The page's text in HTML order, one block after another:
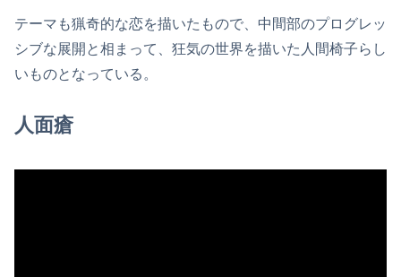
テーマも猟奇的な恋を描いたもので、中間部のプログレッ
シブな展開と相まって、狂気の世界を描いた人間椅子らし
いものとなっている。
人面瘡